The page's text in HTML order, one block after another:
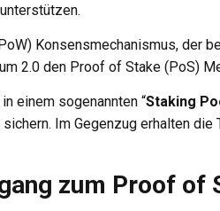
Konsensmechanismus, der
2.0 den Proof of Stake (PoS)
einem sogenannten “Staking
Im Gegenzug erhalten die
zum Proof of